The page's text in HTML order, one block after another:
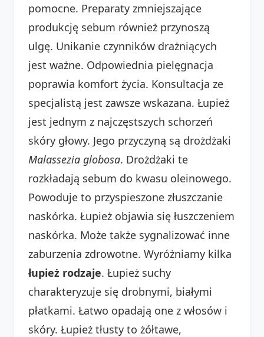
pomocne. Preparaty zmniejszające
produkcję sebum również przynoszą
ulgę. Unikanie czynników drażniących
jest ważne. Odpowiednia pielęgnacja
poprawia komfort życia. Konsultacja ze
specjalistą jest zawsze wskazana. Łupież
jest jednym z najczęstszych schorzeń
skóry głowy. Jego przyczyną są drożdżaki
Malassezia globosa. Drożdżaki te
rozkładają sebum do kwasu oleinowego.
Powoduje to przyspieszone złuszczanie
naskórka. Łupież objawia się łuszczeniem
naskórka. Może także sygnalizować inne
zaburzenia zdrowotne. Wyróżniamy kilka
łupież rodzaje. Łupież suchy
charakteryzuje się drobnymi, białymi
płatkami. Łatwo opadają one z włosów i
skóry. Łupież tłusty to żółtawe,